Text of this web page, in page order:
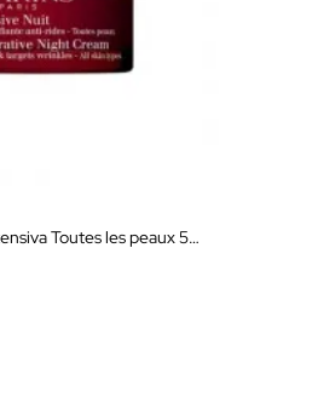
Crème de nuit Multi Intensiva Toutes les peaux 50ml